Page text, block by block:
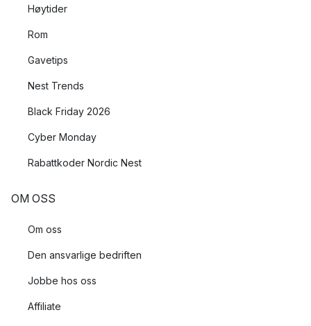
Høytider
Rom
Gavetips
Nest Trends
Black Friday 2026
Cyber Monday
Rabattkoder Nordic Nest
OM OSS
Om oss
Den ansvarlige bedriften
Jobbe hos oss
Affiliate